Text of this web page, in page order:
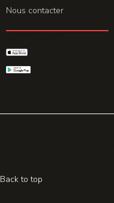
Nous contacter
Back to top